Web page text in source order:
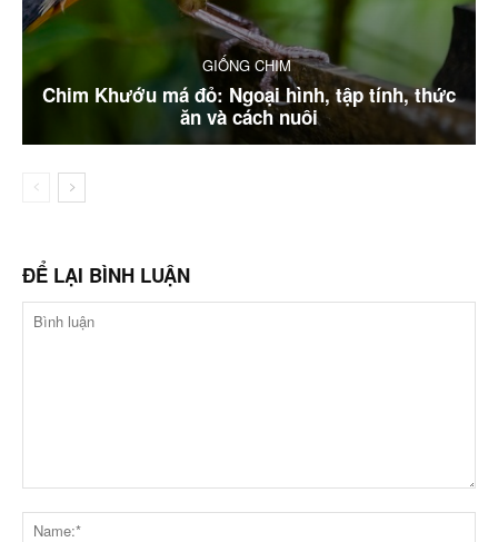
GIỐNG CHIM
Chim Khướu má đỏ: Ngoại hình, tập tính, thức
ăn và cách nuôi
ĐỂ LẠI BÌNH LUẬN
luận